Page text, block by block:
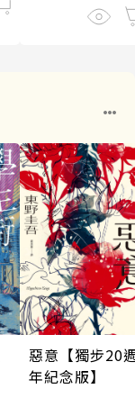
惡意【獨步20
年紀念版】